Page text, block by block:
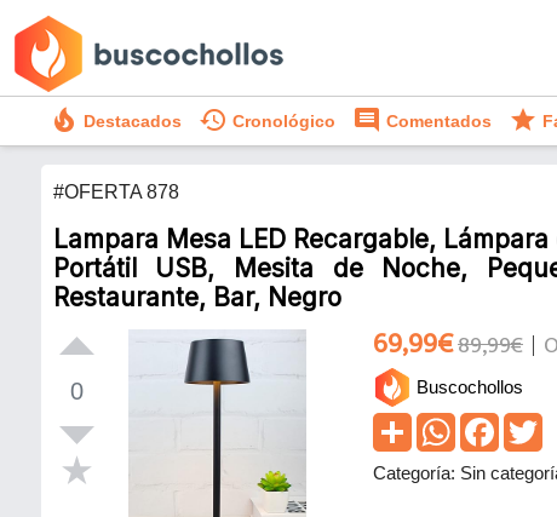
local_fire_department Destacados history Cronológico comment Comentados star
#OFERTA 878
Lampara Mesa LED Recargable,
Portátil USB, Mesita de Noche,
Restaurante, Bar, Negro
0
69,99€89,99€
Buscochollos
Categoría: Sin